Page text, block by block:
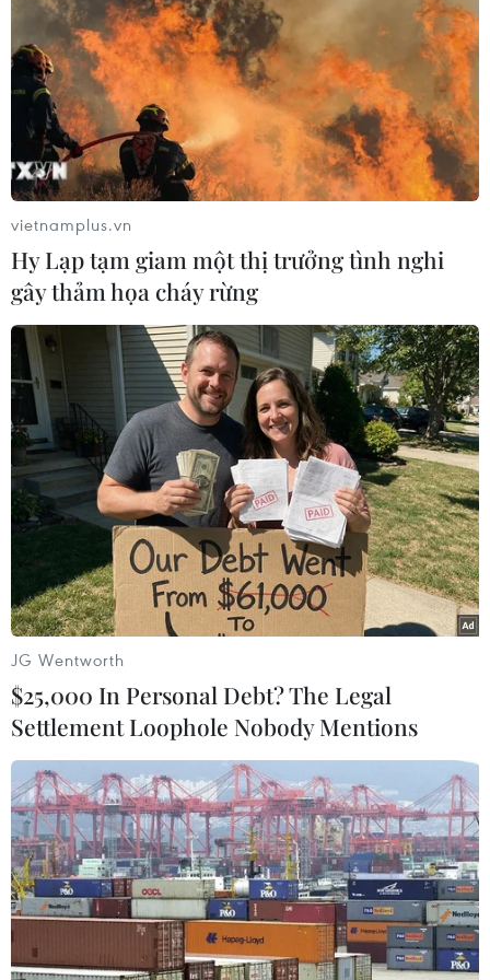
Hàn Quốc, Nhật Bản chưa giải quyết được
vướng mắc về GSOMIA
17/11/2019 09:44
GSOMIA giữa Hàn Quốc và Nhật Bản được ký năm
2016 nhằm giúp hai quốc gia láng giềng châu Á này
đối phó các mối đe dọa tên lửa từ Triều Tiên, sẽ hết hiệu
lực vào ngày 23/11 tới.
vietnamplus.vn
Hy Lạp tạm giam một thị trưởng tình nghi
gây thảm họa cháy rừng
JG Wentworth
$25,000 In Personal Debt? The Legal
Settlement Loophole Nobody Mentions